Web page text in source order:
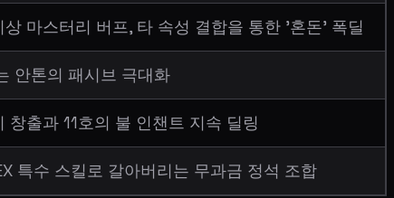
마스터리 버프, 타 속성 결합을 통한 '혼돈' 폭딜
안톤의 패시브 극대화
출과 11호의 불 인챈트 지속 딜링
특수 스킬로 갈아버리는 무과금 정석 조합